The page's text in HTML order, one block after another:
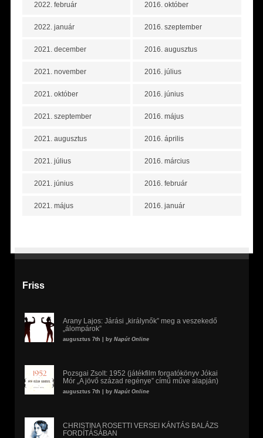
2022. február
2022. január
2021. december
2021. november
2021. október
2021. szeptember
2021. augusztus
2021. július
2021. június
2021. május
2016. október
2016. szeptember
2016. augusztus
2016. július
2016. június
2016. május
2016. április
2016. március
2016. február
2016. január
Friss
Arany Lajos: Járási „királynők” meg a veszekedő
„álompárok”
augusztus 7th | by Napút Online
Pozsgai Zsolt: 1952 (játékfilm forgatókönyv Jókai
Mór „A jövő század regénye” című műve alapján)
augusztus 7th | by Napút Online
CHRISTINA ROSETTI VERSEI KÁNTÁS BALÁZS
FORDÍTÁSÁBAN